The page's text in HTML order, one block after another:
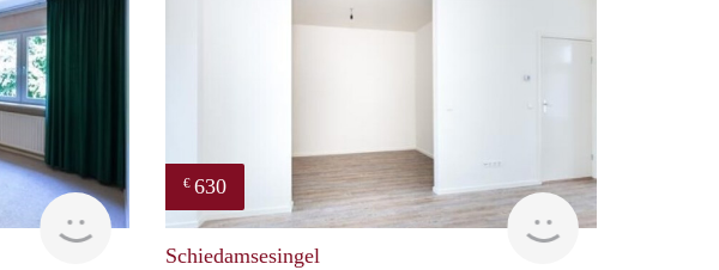
finder
€ 630
finder
Schiedamsesingel